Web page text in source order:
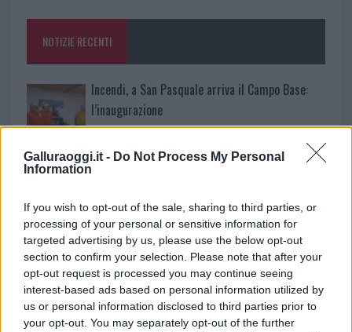
Galluraoggi.it - Do Not Process My Personal
Information
If you wish to opt-out of the sale, sharing to third parties, or
processing of your personal or sensitive information for
targeted advertising by us, please use the below opt-out
section to confirm your selection. Please note that after your
opt-out request is processed you may continue seeing
interest-based ads based on personal information utilized by
us or personal information disclosed to third parties prior to
your opt-out. You may separately opt-out of the further
o
k
p
NOTIZIE RECENTI
Incendi, a San Pasquale arriva il Campo Base:
l’inaugurazione
Andrea Mura conquista Palau: grande
partecipazione per il suo racconto
Calangianus, allarme sul centro accoglienza
minori, Albieri: “Episodi gravissimi”
Gallura, finti clienti svuotano le suite: furto da
50mila nel resort